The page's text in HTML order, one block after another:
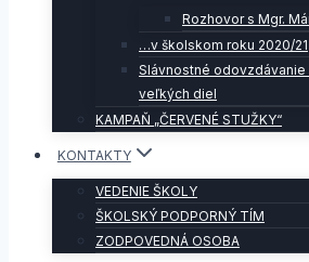
Rozhovor s Mgr.
…v školskom roku 2020/21
Slávnostné
veľkých diel
KAMPAŇ „ČERVENÉ STUŽKY“
KONTAKTY
VEDENIE ŠKOLY
ŠKOLSKÝ PODPORNÝ TÍM
ZODPOVEDNÁ OSOBA